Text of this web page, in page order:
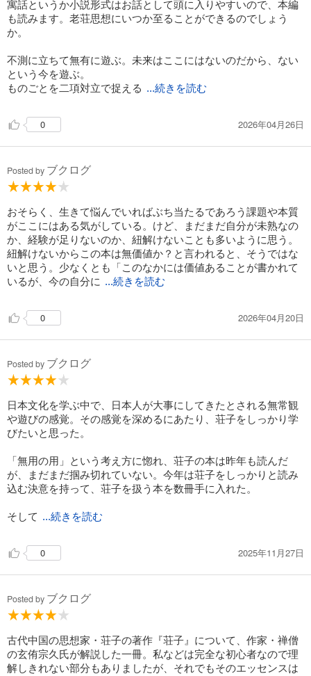
寓話というか小説形式はお話として頭に入りやすいので、本編
も読みます。老荘思想にいつか至ることができるのでしょう
か。
不測に立ちて無有に遊ぶ。未来はここにはないのだから、ない
という今を遊ぶ。
ものごとを二項対立で捉える ...続きを読む
0 2026年04月26日
Posted by ブクログ
おそらく、生きて悩んでいればぶち当たるであろう課題や本質
がここにはある気がしている。けど、まだまだ自分が未熟なの
か、経験が足りないのか、紐解けないことも多いように思う。
紐解けないからこの本は無価値か？と言われると、そうではな
いと思う。少なくとも「このなかには価値あることが書かれて
いるが、今の自分に ...続きを読む
0 2026年04月20日
Posted by ブクログ
日本文化を学ぶ中で、日本人が大事にしてきたとされる無常観
や遊びの感覚。その感覚を深めるにあたり、荘子をしっかり学
びたいと思った。
「無用の用」という考え方に惚れ、荘子の本は昨年も読んだ
が、まだまだ掴み切れていない。今年は荘子をしっかりと読み
込む決意を持って、荘子を扱う本を数冊手に入れた。
そして ...続きを読む
0 2025年11月27日
Posted by ブクログ
古代中国の思想家・荘子の著作『荘子』について、作家・禅僧
の玄侑宗久氏が解説した一冊。私などは完全な初心者なので理
解しきれない部分もありましたが、それでもそのエッセンスは